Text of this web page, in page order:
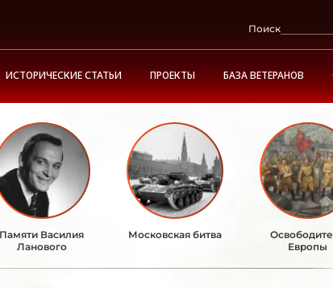
Поиск
ИСТОРИЧЕСКИЕ СТАТЬИ ПРОЕКТЫ БАЗА ВЕТЕРАНОВ
Памяти Василия
Ланового
Московская битва
Европы